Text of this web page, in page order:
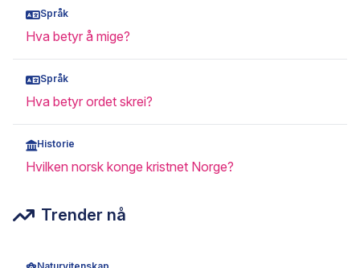
Språk
Hva betyr å mige?
Språk
Hva betyr ordet skrei?
Historie
Hvilken norsk konge kristnet Norge?
Trender nå